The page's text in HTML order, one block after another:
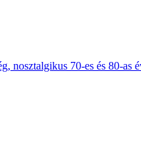
nosztalgikus 70-es és 80-as